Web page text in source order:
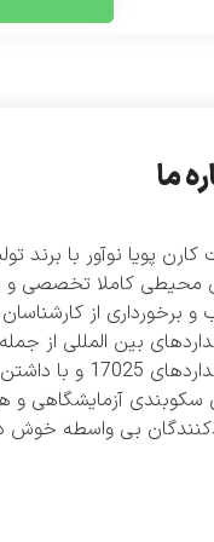
ما
محیطی کاملا تخصصی و
برخورداری از
استانداردهای
سکوبندی آزمایشگاهی و
بی واسطه